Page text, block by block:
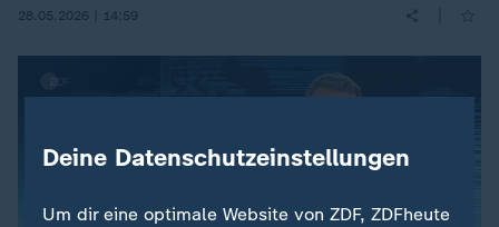
28.05.2026 | 14:59
Deine Datenschutzeinstellungen
Um dir eine optimale Website von ZDF, ZDFheute